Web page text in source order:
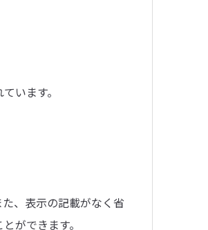
います。
、表示の記載がなく省
ができます。